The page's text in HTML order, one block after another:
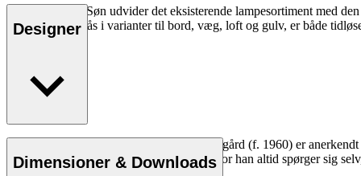
Carl Hansen & Søn udvider det eksisterende lampesortiment med
stållamper, der fås i varianter til bord, væg, loft og gulv, er både
Designer
Den danske industrielle designer Mads Odgård (f. 1960) er
design ud fra minimalistiske principper, hvor han altid spørger sig
Dimensioner & Downloads